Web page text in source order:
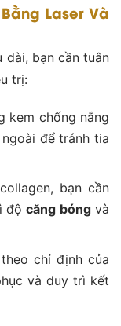
Laser Và
dài, bạn cần tuân
trị:
kem chống nắng
để tránh tia
bạn cần
độcăng bóngvà
chỉ định của
và duy trì kết